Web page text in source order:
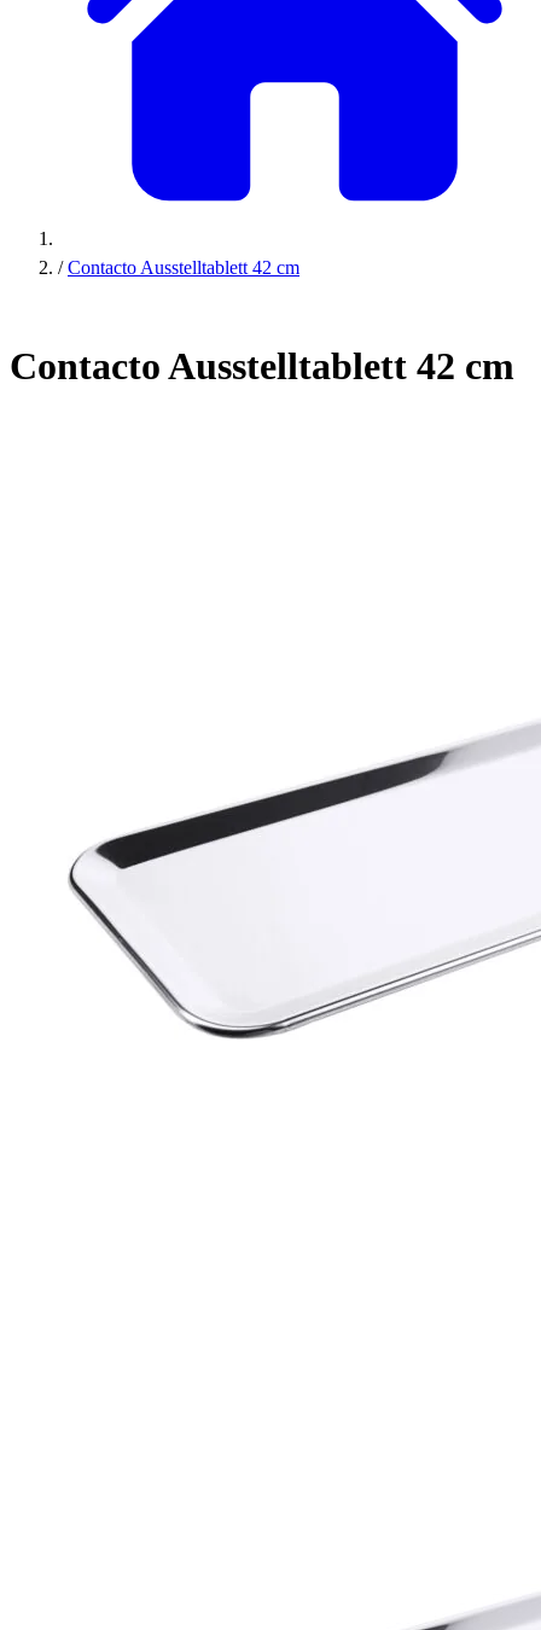
/ Contacto Ausstelltablett 42 cm
Contacto Ausstelltablett 42 cm